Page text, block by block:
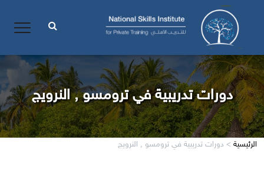
دورات تدريبية في ترومسو , النرويج
الرئيسية > دورات تدريبية في ترومسو , النرويج